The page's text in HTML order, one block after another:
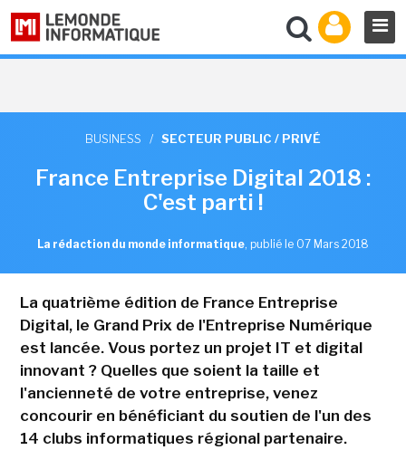
BUSINESS / SECTEUR PUBLIC / PRIVÉ
France Entreprise Digital 2018 :
C'est parti !
La rédaction du monde informatique, publié le 07 Mars 2018
La quatrième édition de France Entreprise
Digital, le Grand Prix de l'Entreprise Numérique
est lancée. Vous portez un projet IT et digital
innovant ? Quelles que soient la taille et
l'ancienneté de votre entreprise, venez
concourir en bénéficiant du soutien de l'un des
14 clubs informatiques régional partenaire.